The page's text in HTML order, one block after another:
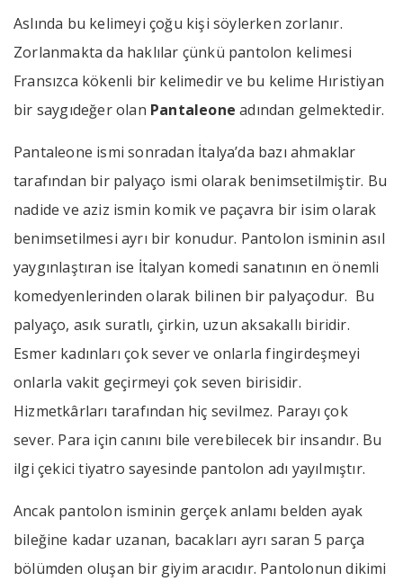
Aslında bu kelimeyi çoğu kişi söylerken zorlanır.
Zorlanmakta da haklılar çünkü pantolon kelimesi
Fransızca kökenli bir kelimedir ve bu kelime Hıristiyan
bir saygıdeğer olan Pantaleone adından gelmektedir.
Pantaleone ismi sonradan İtalya’da bazı ahmaklar
tarafından bir palyaço ismi olarak benimsetilmiştir. Bu
nadide ve aziz ismin komik ve paçavra bir isim olarak
benimsetilmesi ayrı bir konudur. Pantolon isminin asıl
yaygınlaştıran ise İtalyan komedi sanatının en önemli
komedyenlerinden olarak bilinen bir palyaçodur. Bu
palyaço, asık suratlı, çirkin, uzun aksakallı biridir.
Esmer kadınları çok sever ve onlarla fingirdeşmeyi
onlarla vakit geçirmeyi çok seven birisidir.
Hizmetkârları tarafından hiç sevilmez. Parayı çok
sever. Para için canını bile verebilecek bir insandır. Bu
ilgi çekici tiyatro sayesinde pantolon adı yayılmıştır.
Ancak pantolon isminin gerçek anlamı belden ayak
bileğine kadar uzanan, bacakları ayrı saran 5 parça
bölümden oluşan bir giyim aracıdır. Pantolonun dikimi